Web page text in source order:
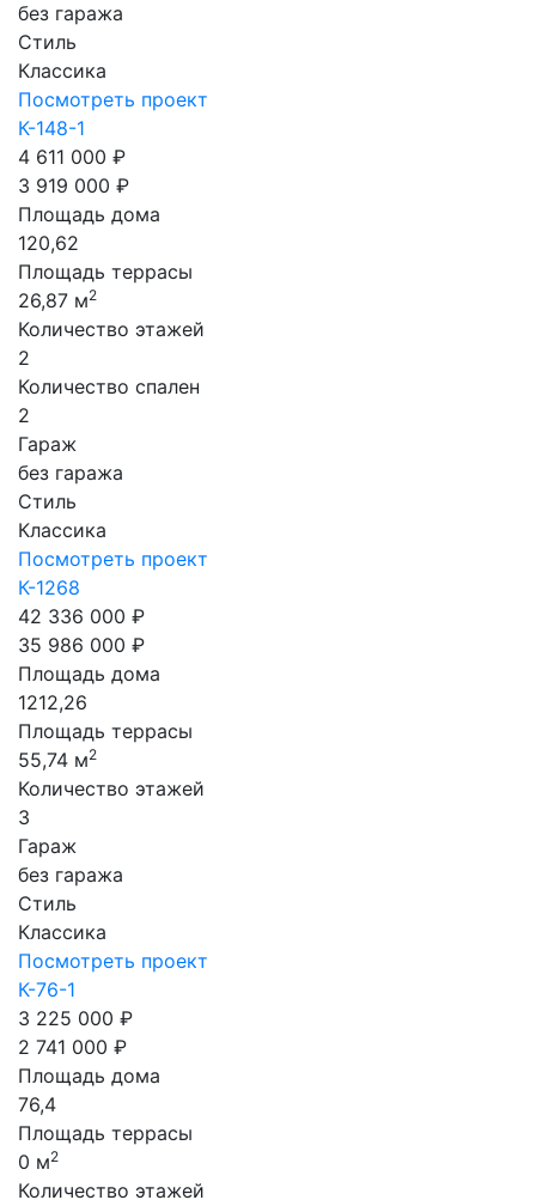
без гаража
Стиль
Классика
Посмотреть проект
К-148-1
4 611 000 ₽
3 919 000 ₽
Площадь дома
120,62
Площадь террасы
26,87 м2
Количество этажей
2
Количество спален
2
Гараж
без гаража
Стиль
Классика
Посмотреть проект
К-1268
42 336 000 ₽
35 986 000 ₽
Площадь дома
1212,26
Площадь террасы
55,74 м2
Количество этажей
3
Гараж
без гаража
Стиль
Классика
Посмотреть проект
К-76-1
3 225 000 ₽
2 741 000 ₽
Площадь дома
76,4
Площадь террасы
0 м2
Количество этажей